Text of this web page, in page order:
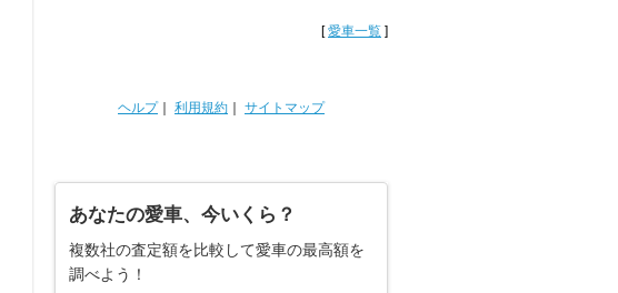
[愛車一覧 ]
ヘルプ｜ 利用規約 サイトマップ
あなたの愛車、今いくら？
複数社の査定額を比較して愛車の最高額を
調べよう！